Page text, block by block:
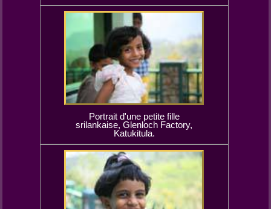
Portrait d'une petite fille
srilankaise, Glenloch Factory,
Katukitula.